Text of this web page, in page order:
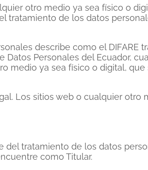
otro medio ya sea físico o
tratamiento de los datos
describe como el DIFARE
Datos Personales del Ecuador,
medio ya sea físico o digital,
Los sitios web o cualquier otro
del tratamiento de los datos
como Titular.